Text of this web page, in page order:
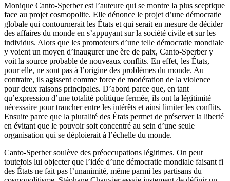
Monique Canto-Sperber est l’auteure qui se montre la plus sceptique
face au projet cosmopolite. Elle dénonce le projet d’une démocratie
globale qui contournerait les États et qui serait en mesure de décider
des affaires du monde en s’appuyant sur la société civile et sur les
individus. Alors que les promoteurs d’une telle démocratie mondiale
y voient un moyen d’inaugurer une ère de paix, Canto-Sperber y
voit la source probable de nouveaux conflits. En effet, les États,
pour elle, ne sont pas à l’origine des problèmes du monde. Au
contraire, ils agissent comme force de modération de la violence
pour deux raisons principales. D’abord parce que, en tant
qu’expression d’une totalité politique fermée, ils ont la légitimité
nécessaire pour trancher entre les intérêts et ainsi limiter les conflits.
Ensuite parce que la pluralité des États permet de préserver la liberté
en évitant que le pouvoir soit concentré au sein d’une seule
organisation qui se déploierait à l’échelle du monde.
Canto-Sperber soulève des préoccupations légitimes. On peut
toutefois lui objecter que l’idée d’une démocratie mondiale faisant fi
des États ne fait pas l’unanimité, même parmi les partisans du